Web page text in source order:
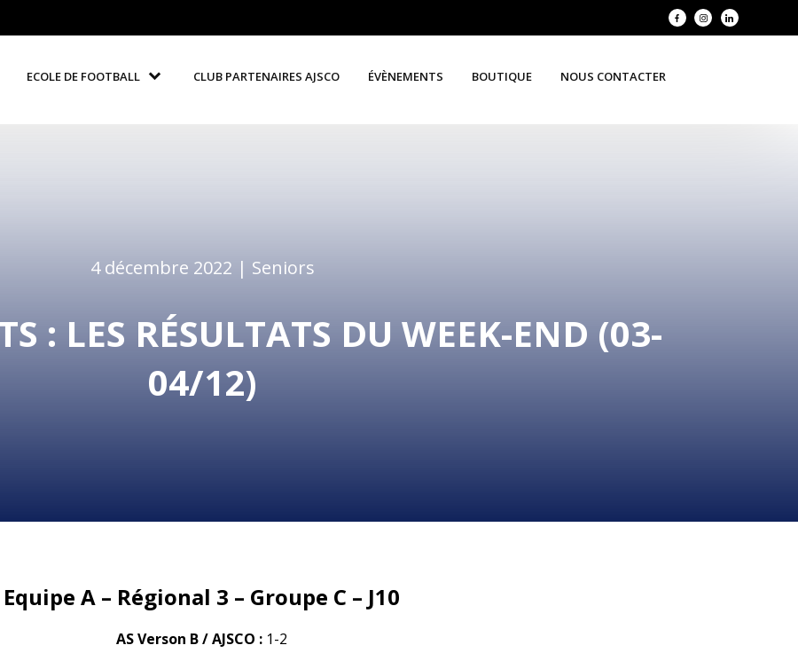
ECOLE DE FOOTBALL CLUB PARTENAIRES AJSCO ÉVÈNEMENTS BOUTIQUE NOUS CONTACTER
4 décembre 2022 | Seniors
: LES RÉSULTATS DU WEEK-END (03-
04/12)
Equipe A – Régional 3 – Groupe C – J10
AS Verson B / AJSCO : 1-2